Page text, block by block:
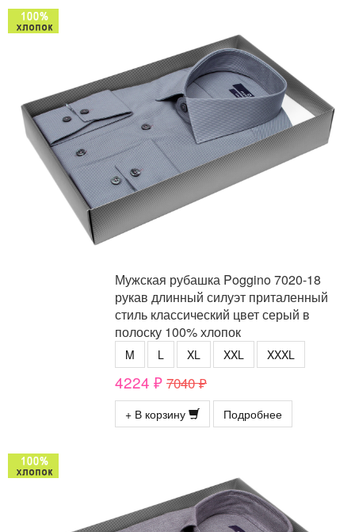
Мужская рубашка Poggino 7020-18
рукав длинный силуэт приталенный
стиль классический цвет серый в
полоску 100% хлопок
M L XL XXL XXXL
4224 ₽ 7040 ₽
+ В корзину Подробнее